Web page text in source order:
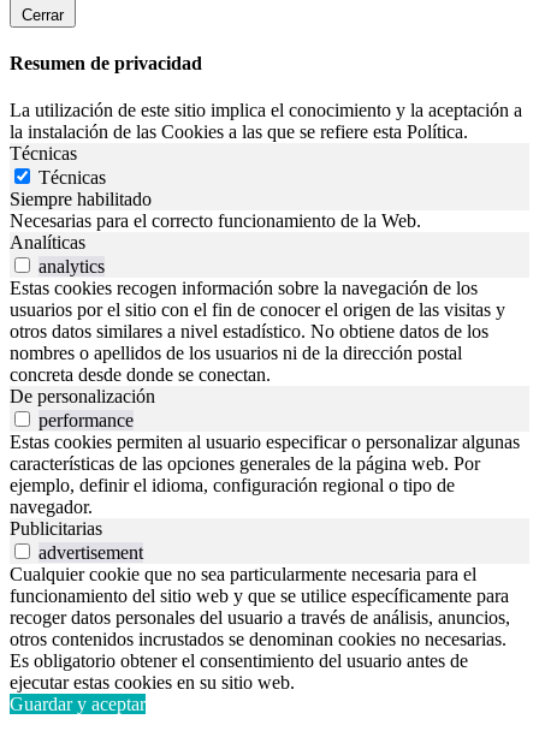
Cerrar
Resumen de privacidad
La utilización de este sitio implica el conocimiento y la aceptación a
la instalación de las Cookies a las que se refiere esta Política.
Técnicas
Técnicas
Siempre habilitado
Necesarias para el correcto funcionamiento de la Web.
Analíticas
analytics
Estas cookies recogen información sobre la navegación de los
usuarios por el sitio con el fin de conocer el origen de las visitas y
otros datos similares a nivel estadístico. No obtiene datos de los
nombres o apellidos de los usuarios ni de la dirección postal
concreta desde donde se conectan.
De personalización
performance
Estas cookies permiten al usuario especificar o personalizar algunas
características de las opciones generales de la página web. Por
ejemplo, definir el idioma, configuración regional o tipo de
navegador.
Publicitarias
advertisement
Cualquier cookie que no sea particularmente necesaria para el
funcionamiento del sitio web y que se utilice específicamente para
recoger datos personales del usuario a través de análisis, anuncios,
otros contenidos incrustados se denominan cookies no necesarias.
Es obligatorio obtener el consentimiento del usuario antes de
ejecutar estas cookies en su sitio web.
Guardar y aceptar